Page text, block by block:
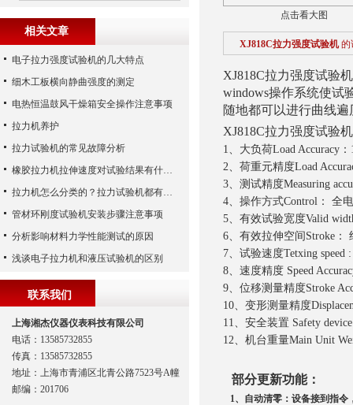
点击看大图
XJ818C拉力强度试验机 的
XJ818C拉力强度试验
windows操作系统使试
随地都可以进行曲线
XJ818C拉力强度试验机
1、大负荷Load Accuracy
2、荷重元精度Load
3、测试精度Measuring
4、操作方式Control： 全
5、有效试验宽度Valid
6、有效拉伸空间Stroke：
7、试验速度Tetxing speed
8、速度精度 Speed
9、位移测量精度Stroke
10、变形测量精度
11、安全装置 Safety
12、机台重量Main Unit
部分更新功能：
1、自动清零：设备接到指令
相关文章
电子拉力强度试验机的几大特点
细木工板横向静曲强度的测定
电热恒温鼓风干燥箱安全操作注意事项
拉力机养护
拉力试验机的常见故障分析
橡胶拉力机拉伸速度对试验结果有什么影响
拉力机怎么分类的？拉力试验机都有哪些类型？
管材环刚度试验机安装步骤注意事项
分析影响材料力学性能测试的原因
浅谈电子拉力机和液压试验机的区别
联系我们
上海湘杰仪器仪表科技有限公司
电话：13585732855
传真：13585732855
地址：上海市青浦区北青公路7523号A幢
邮编：201706